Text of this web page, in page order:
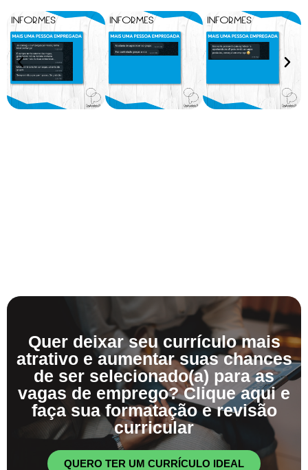
Quer deixar seu currículo mais
atrativo e aumentar suas chances
de ser selecionado(a) para as
vagas de emprego? Clique aqui e
faça sua formatação e revisão
curricular
QUERO TER UM CURRÍCULO IDEAL